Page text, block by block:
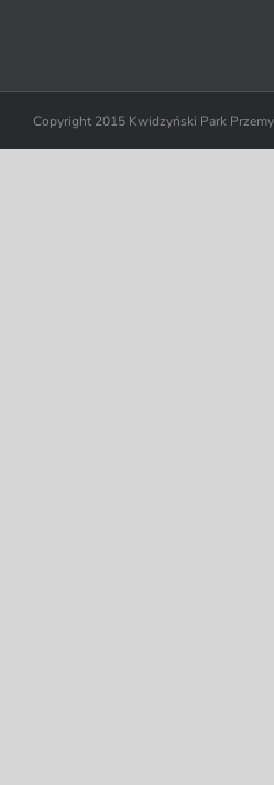
Copyright 2015 Kwidzyński Park